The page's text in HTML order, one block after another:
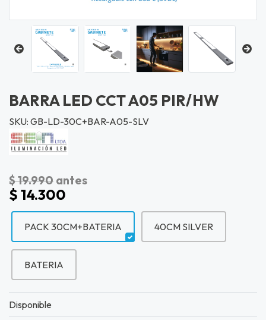
BARRA LED CCT A05 PIR/HW
SKU: GB-LD-30C+BAR-A05-SLV
$ 19.990 antes
$ 14.300
PACK 30CM+BATERIA 40CM SILVER
BATERIA
Disponible